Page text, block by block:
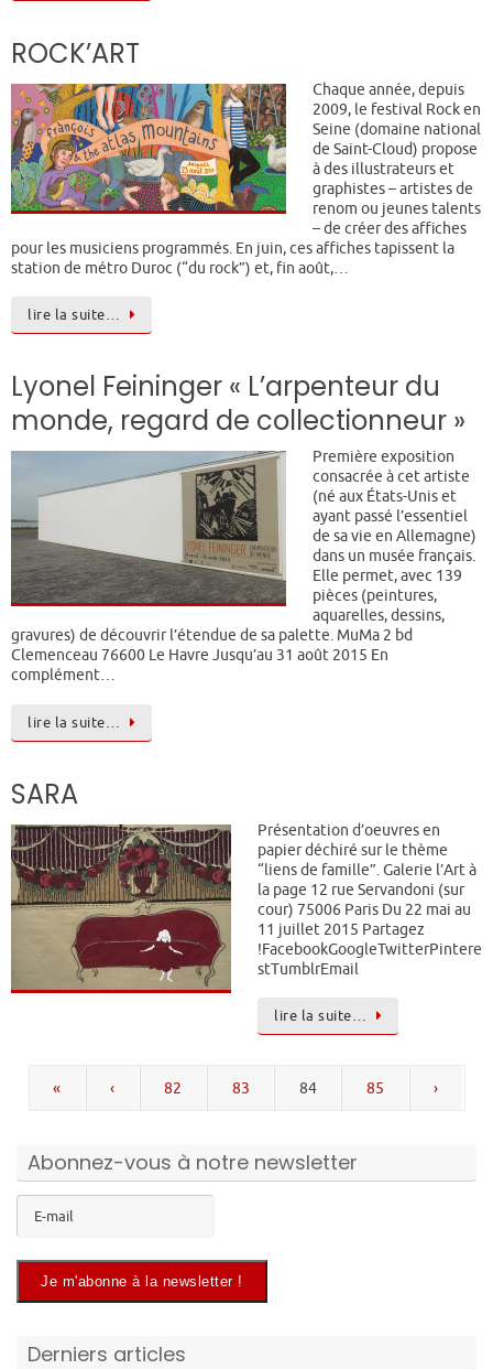
ROCK’ART
Chaque année, depuis
2009, le festival Rock en
Seine (domaine national
de Saint-Cloud) propose
à des illustrateurs et
graphistes – artistes de
renom ou jeunes talents
– de créer des affiches
pour les musiciens programmés. En juin, ces affiches tapissent la
station de métro Duroc (“du rock”) et, fin août,…
lire la suite…
Lyonel Feininger « L’arpenteur du
monde, regard de collectionneur »
Première exposition
consacrée à cet artiste
(né aux États-Unis et
ayant passé l’essentiel
de sa vie en Allemagne)
dans un musée français.
Elle permet, avec 139
pièces (peintures,
aquarelles, dessins,
gravures) de découvrir l’étendue de sa palette. MuMa 2 bd
Clemenceau 76600 Le Havre Jusqu’au 31 août 2015 En
complément…
lire la suite…
SARA
Présentation d’oeuvres en
papier déchiré sur le thème
“liens de famille”. Galerie l’Art à
la page 12 rue Servandoni (sur
cour) 75006 Paris Du 22 mai au
11 juillet 2015 Partagez
!FacebookGoogleTwitterPintere
stTumblrEmail
lire la suite…
« ‹ 82 83 84 85 ›
Abonnez-vous à notre newsletter
Derniers articles